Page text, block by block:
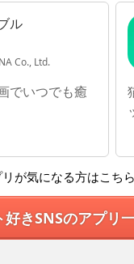
ル
Co., Ltd.
でいつでも癒
が気になる方はこち
好きSNSのアプリ